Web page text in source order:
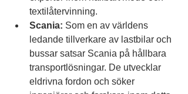
textilåtervinning.
Scania: Som en av världens
ledande tillverkare av lastbilar och
bussar satsar Scania på hållbara
transportlösningar. De utvecklar
eldrivna fordon och söker